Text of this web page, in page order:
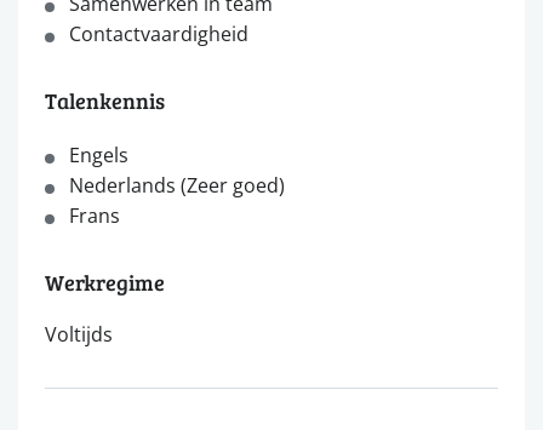
Contactvaardigheid
Talenkennis
Engels
Nederlands (Zeer goed)
Frans
Werkregime
Voltijds